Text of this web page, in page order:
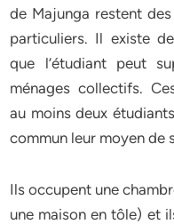
de Majunga restent
particuliers. Il existe
que l’étudiant peut
ménages collectifs.
au moins deux
commun leur moyen de
Ils occupent une
une maison en tôle) et